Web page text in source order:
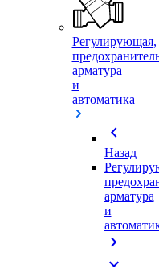
Регулирующая,
арматура
и
автоматика
chevron_left
Назад
арматура
и
chevron_right
expand_more